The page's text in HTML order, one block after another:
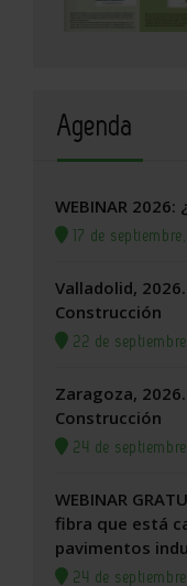
Agenda
WEBINAR
17 de
Valladolid,
Construcción
22 de
Zaragoza,
Construcción
24 de
WEBINAR
fibra que está
pavimentos
24 de